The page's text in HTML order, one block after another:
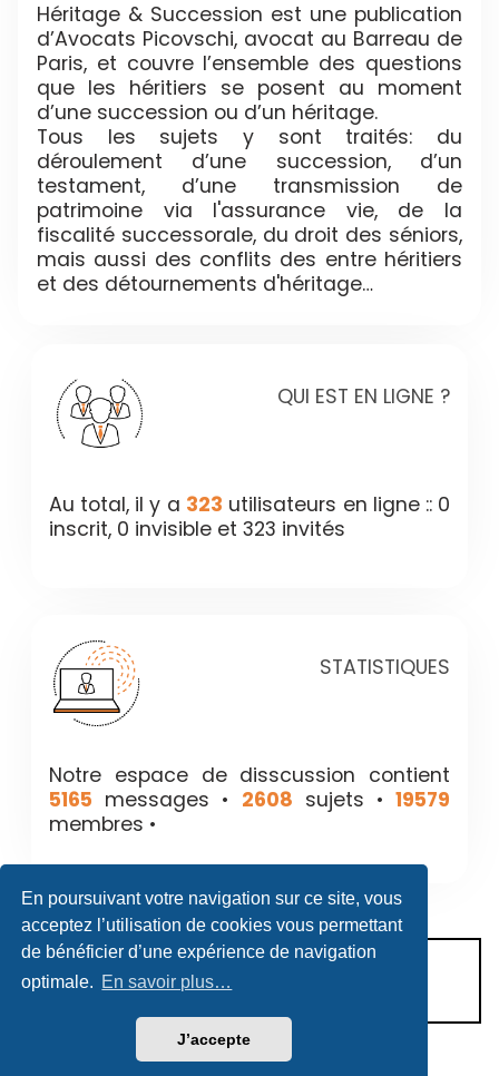
En poursuivant votre navigation sur ce site, vous
acceptez l’utilisation de cookies vous permettant
de bénéficier d’une expérience de navigation
optimale. En savoir plus…
J’accepte
Héritage & Succession est une publication
d’Avocats Picovschi, avocat au Barreau de
Paris, et couvre l’ensemble des questions
que les héritiers se posent au moment
d’une succession ou d’un héritage.
Tous les sujets y sont traités: du
déroulement d’une succession, d’un
testament, d’une transmission de
patrimoine via l'assurance vie, de la
fiscalité successorale, du droit des séniors,
mais aussi des conflits des entre héritiers
et des détournements d'héritage…
QUI EST EN LIGNE ?
Au total, il y a 323 utilisateurs en ligne :: 0
inscrit, 0 invisible et 323 invités
STATISTIQUES
Notre espace de disscussion contient
5165 messages • 2608 sujets •19579
membres •
CONDITIONS D’UTILISATION
POLITIQUE DE VIE PRIVÉE
Héritage & Succession